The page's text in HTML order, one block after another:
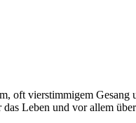
oft vierstimmigem Gesang
Leben und vor allem